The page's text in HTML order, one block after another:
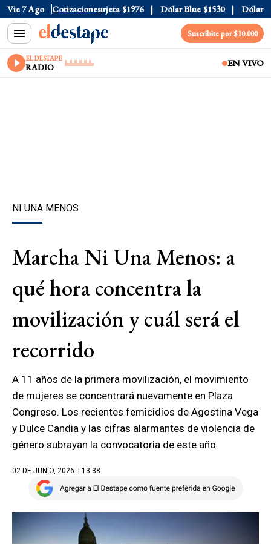
Vie 7 Ago Cotizaciones
$1520 Dólar Tarjeta $1976 Dólar Blue $1530 Dólar CCL
Suscribite por $10.000
EL DESTAPE
RADIO EN VIVO
NI UNA MENOS
Marcha Ni Una Menos: a
qué hora concentra la
movilización y cuál será el
recorrido
A 11 años de la primera movilización, el movimiento
de mujeres se concentrará nuevamente en Plaza
Congreso. Los recientes femicidios de Agostina Vega
y Dulce Candia y las cifras alarmantes de violencia de
género subrayan la convocatoria de este año.
02 DE JUNIO, 2026 | 13.38